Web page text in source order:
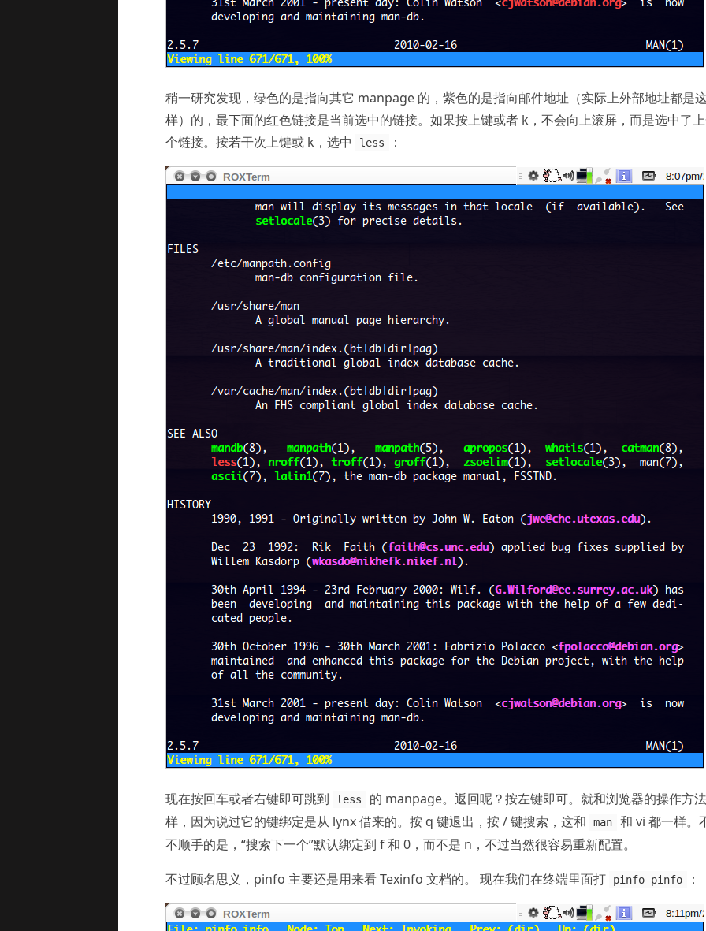
稍一研究发现，绿色的是指向其它 manpage 的，紫色的是指向邮件地址（实际上外部地址都是
样）的，最下面的红色链接是当前选中的链接。如果按上键或者 k，不会向上滚屏，而是选中了
个链接。按若干次上键或 k，选中
less ：
现在按回车或者右键即可跳到 less
的 manpage。返回呢？按左键即可。就和浏览器的操作方
样，因为说过它的键绑定是从 lynx 借来的。按 q 键退出，按 / 键搜索，这和
man
和 vi 都一样。
不顺手的是，“搜索下一个”默认绑定到 f 和 0，而不是 n，不过当然很容易重新配置。
不过顾名思义，pinfo 主要还是用来看 Texinfo 文档的。 现在我们在终端里面打
pinfo pinfo ：